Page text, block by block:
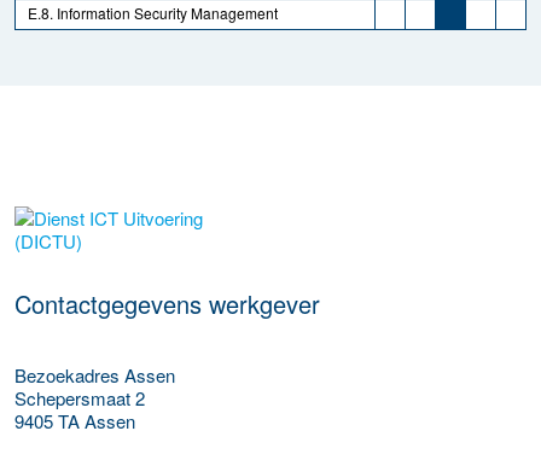
E.8. Information Security Management
Meer werkgever details
Contactgegevens werkgever
Bezoekadres Assen
Schepersmaat 2
9405 TAAssen